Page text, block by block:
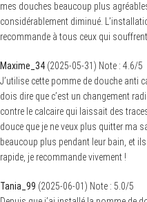
mes douches beaucoup plus
considérablement diminué.
recommande à tous ceux qui
Maxime_34 (2025-05-31) Note : 4.6/5
J’utilise cette pomme de douche anti
dois dire que c’est un changement
contre le calcaire qui laissait des
douce que je ne veux plus quitter ma
beaucoup plus pendant leur bain, et
rapide, je recommande vivement !
Tania_99 (2025-06-01) Note : 5.0/5